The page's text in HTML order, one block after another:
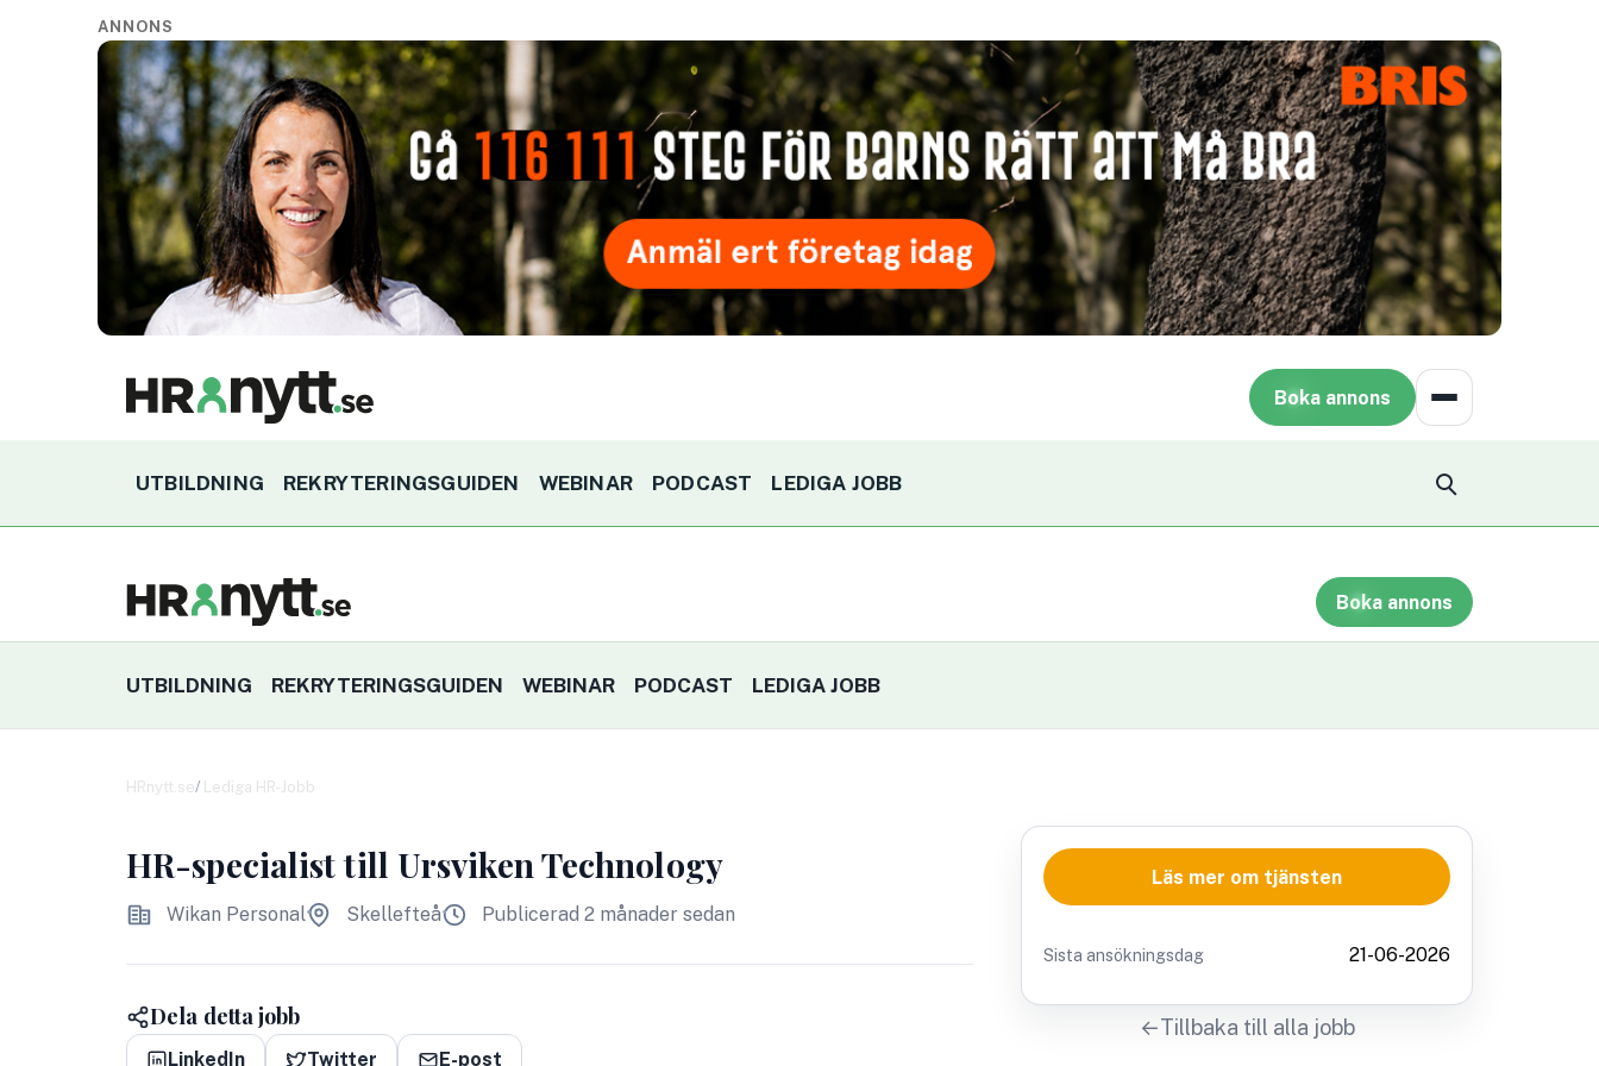
ANNONS
Boka annons
UTBILDNING REKRYTERINGSGUIDEN WEBINAR PODCAST LEDIGA JOBB
Boka annons
UTBILDNING REKRYTERINGSGUIDEN WEBINAR PODCAST LEDIGA JOBB
HRnytt.se Lediga HR-Jobb
HR-specialist till Ursviken Technology
Wikan Personal Skellefteå Publicerad 2 månader sedan
Dela detta jobb
LinkedIn Twitter E-post
Läs mer om tjänsten
Sista ansökningsdag 21-06-2026
Tillbaka till alla jobb